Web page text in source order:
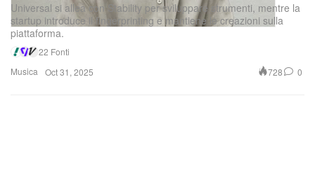
Musica
Universal si allea con Stability per sviluppare strumenti, mentre la
startup introduce il fingerprinting e mantiene le creazioni sulla
piattaforma.
22 Fonti
Oct 31, 2025
728 0